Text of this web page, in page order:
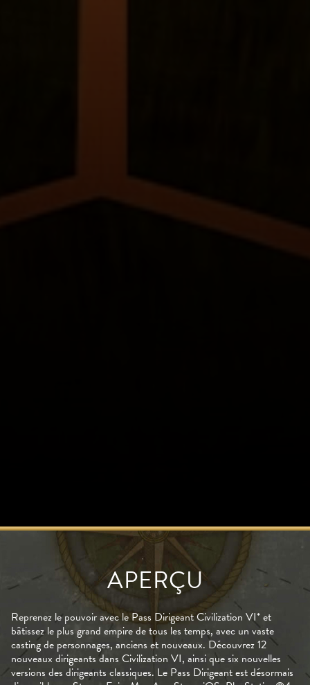
APERÇU
Reprenez le pouvoir avec le Pass Dirigeant Civilization VI* et
bâtissez le plus grand empire de tous les temps, avec un vaste
casting de personnages, anciens et nouveaux. Découvrez 12
nouveaux dirigeants dans Civilization VI, ainsi que six nouvelles
versions des dirigeants classiques. Le Pass Dirigeant est désormais